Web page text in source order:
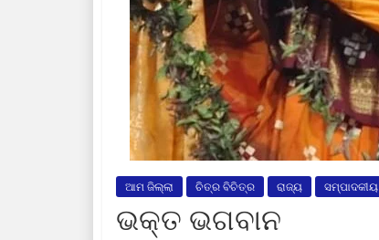
ଆମ ଜିଲ୍ଲା ଚିତ୍ର ବିଚିତ୍ର ରାଜ୍ୟ ସମ୍ପାଦକୀୟ
ଭକ୍ତ ଭଗବାନ